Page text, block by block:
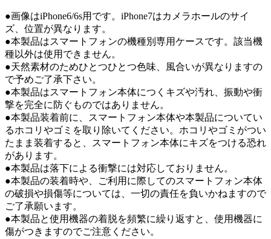
●画像はiPhone6/6s用です。iPhone7はカメラホールのサイ
ズ、位置が異なります。
●本製品はスマートフォンの機種別専用ケースです。該当機
種以外は使用できません。
●天然素材のためひとつひとつ色味、風合いが異なりますの
で予めご了承下さい。
●本製品はスマートフォン本体につくキズや汚れ、振動や衝
撃を完全に防ぐものではありません。
●本製品装着前に、スマートフォン本体や本製品についてい
るホコリやゴミを取り除いてください。ホコリやゴミがつい
たまま装着すると、スマートフォン本体にキズをつける恐れ
があります。
●本製品は落下による衝撃には対応しておりません。
●本製品の装着時や、ご利用に際してのスマートフォン本体
の破損や損傷等については、一切の責任を負いかねますので
ご了承願います。
●本製品と使用機器の着脱を頻繁に繰り返すと、使用機器に
傷がつきますのでご注意ください。